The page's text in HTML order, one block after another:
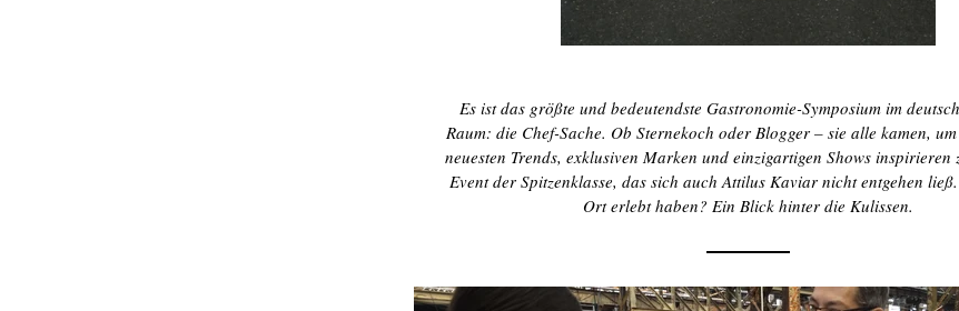
Es ist das größte und bedeutendste Gastronomie-Symposium im
Raum: die Chef-Sache. Ob Sternekoch oder Blogger – sie alle kamen,
neuesten Trends, exklusiven Marken und einzigartigen Shows inspirieren
Event der Spitzenklasse, das sich auch Attilus Kaviar nicht entgehen
Ort erlebt haben? Ein Blick hinter die Kulissen.